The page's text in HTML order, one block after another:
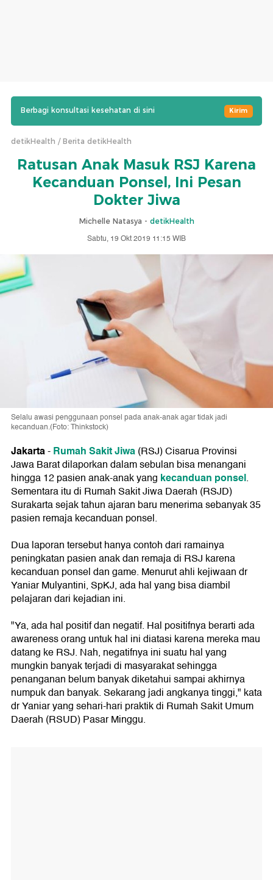
Berbagi konsultasi kesehatan di sini Kirim
detikHealth Berita detikHealth
Ratusan Anak Masuk RSJ Karena
Kecanduan Ponsel, Ini Pesan
Dokter Jiwa
Michelle Natasya - detikHealth
Sabtu, 19 Okt 2019 11:15 WIB
Selalu awasi penggunaan ponsel pada anak-anak agar tidak jadi
kecanduan.(Foto: Thinkstock)
Jakarta-Rumah Sakit Jiwa(RSJ) Cisarua Provinsi
Jawa Barat dilaporkan dalam sebulan bisa menangani
hingga 12 pasien anak-anak yang kecanduan ponsel.
Sementara itu di Rumah Sakit Jiwa Daerah (RSJD)
Surakarta sejak tahun ajaran baru menerima sebanyak 35
pasien remaja kecanduan ponsel.
Dua laporan tersebut hanya contoh dari ramainya
peningkatan pasien anak dan remaja di RSJ karena
kecanduan ponsel dan game. Menurut ahli kejiwaan dr
Yaniar Mulyantini, SpKJ, ada hal yang bisa diambil
pelajaran dari kejadian ini.
"Ya, ada hal positif dan negatif. Hal positifnya berarti ada
awareness orang untuk hal ini diatasi karena mereka mau
datang ke RSJ. Nah, negatifnya ini suatu hal yang
mungkin banyak terjadi di masyarakat sehingga
penanganan belum banyak diketahui sampai akhirnya
numpuk dan banyak. Sekarang jadi angkanya tinggi," kata
dr Yaniar yang sehari-hari praktik di Rumah Sakit Umum
Daerah (RSUD) Pasar Minggu.